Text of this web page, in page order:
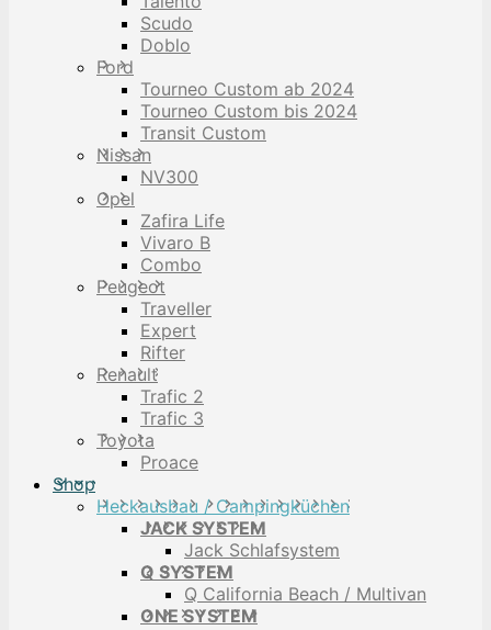
Scudo
Doblo
Ford
Tourneo Custom ab 2024
Tourneo Custom bis 2024
Transit Custom
Nissan
NV300
Opel
Zafira Life
Vivaro B
Combo
Peugeot
Traveller
Expert
Rifter
Renault
Trafic 2
Trafic 3
Toyota
Proace
Shop
Heckausbau / Campingküchen
JACK SYSTEM
Jack Schlafsystem
Q SYSTEM
Q California Beach / Multivan
ONE SYSTEM